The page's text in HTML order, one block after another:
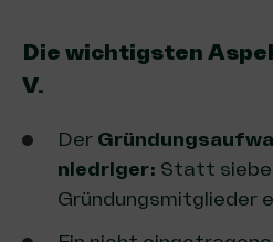
Die wichtigsten
V.
Der
niedriger: Statt
Gründungsmitglieder